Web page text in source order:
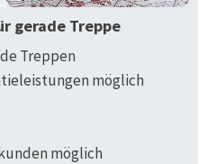
gerade Treppe
Treppen
möglich
möglich